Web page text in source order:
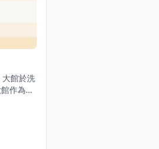
館於洗
兼容創
為新
事與